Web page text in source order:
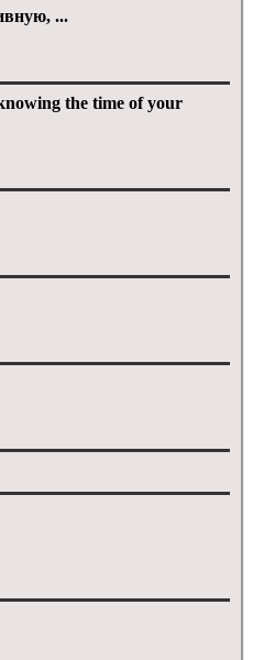
...
the time of your